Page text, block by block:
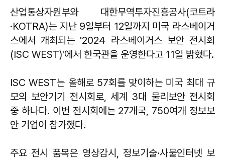
산업통상자원부와 대한무역투자진흥공사(코트라
·KOTRA)는 지난 9일부터 12일까지 미국 라스베이거
스에서 개최되는 '2024 라스베이거스 보안 전시회
(ISC WEST)'에서 한국관을 운영한다고 11일 밝혔다.
ISC WEST는 올해로 57회를 맞이하는 미국 최대 규
모의 보안기기 전시회로, 세계 3대 물리보안 전시회
중 하나다. 이번 전시회에는 27개국, 750여개 정보보
안 기업이 참가했다.
주요 전시 품목은 영상감시, 정보기술·사물인터넷 보